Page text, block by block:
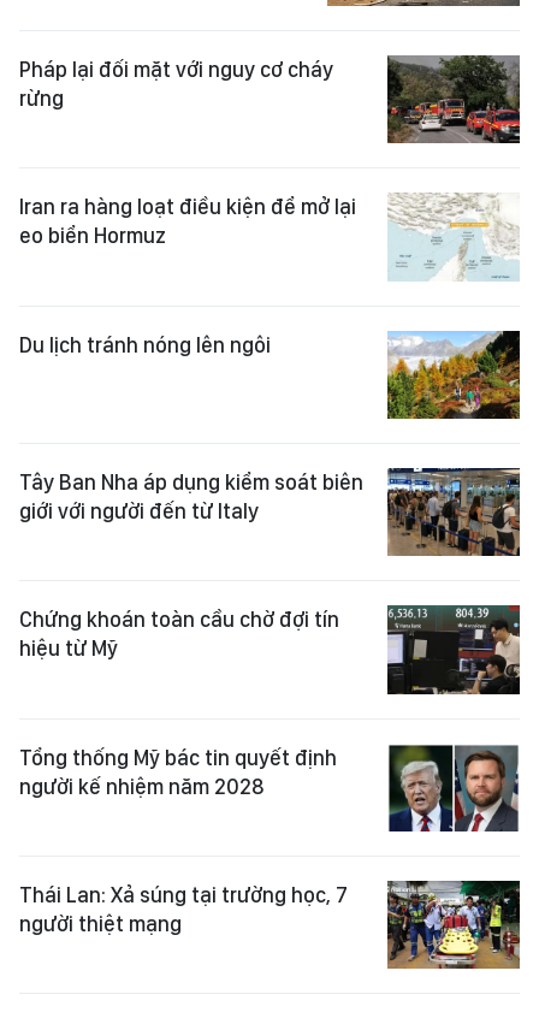
Pháp lại đối mặt với nguy cơ cháy
rừng
Iran ra hàng loạt điều kiện để mở lại
eo biển Hormuz
Du lịch tránh nóng lên ngôi
Tây Ban Nha áp dụng kiểm soát biên
giới với người đến từ Italy
Chứng khoán toàn cầu chờ đợi tín
hiệu từ Mỹ
Tổng thống Mỹ bác tin quyết định
người kế nhiệm năm 2028
Thái Lan: Xả súng tại trường học, 7
người thiệt mạng